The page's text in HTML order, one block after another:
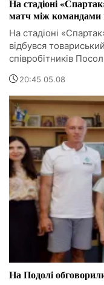
На стадіоні
матч між
На стадіоні
відбувся
співробітників
20:45 05.08
На Подолі обговорили